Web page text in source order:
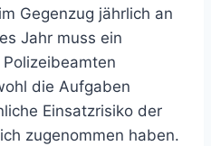
Gegenzug jährlich an
Jahr muss ein
die Aufgaben
Einsatzrisiko der
zugenommen haben.